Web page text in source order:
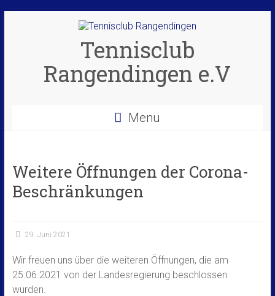
Tennisclub
Rangendingen e.V
Menü
Weitere Öffnungen der Corona-
Beschränkungen
29. Juni 2021
Wir freuen uns über die weiteren Öffnungen, die am
25.06.2021 von der Landesregierung beschlossen
wurden.